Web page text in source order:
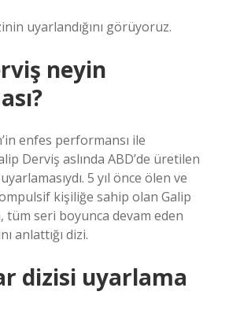
uyarlandığını görüyoruz.
neyin
enfes performansı ile
Derviş aslında ABD’de üretilen
5 yıl önce ölen ve
kişiliğe sahip olan Galip
tüm seri boyunca devam eden
anlattığı dizi.
dizisi uyarlama